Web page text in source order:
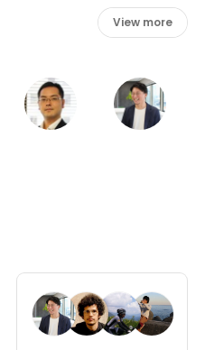
い倒し、その後は営業職に
り揃えるなど、生涯ステッ
織構成を整備しています。
View more